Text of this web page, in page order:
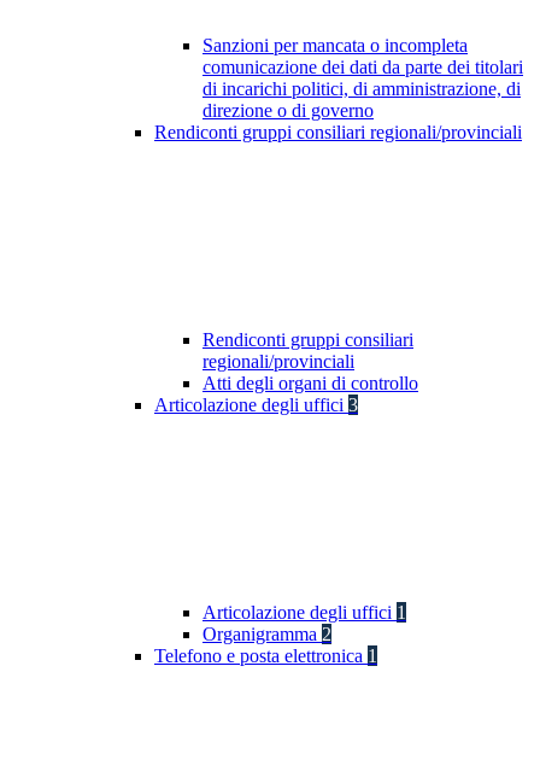
Sanzioni per mancata o incompleta
comunicazione dei dati da parte dei titolari
di incarichi politici, di amministrazione, di
direzione o di governo
Rendiconti gruppi consiliari regionali/provinciali
Rendiconti gruppi consiliari
regionali/provinciali
Atti degli organi di controllo
Articolazione degli uffici 3
Articolazione degli uffici 1
Organigramma 2
Telefono e posta elettronica 1